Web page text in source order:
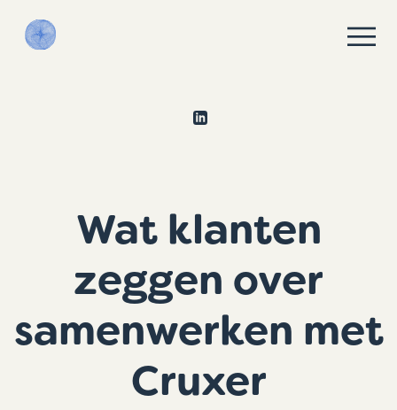
Wat klanten
zeggen over
samenwerken met
Cruxer